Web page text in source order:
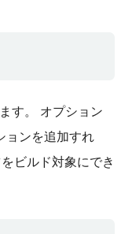
す。 オプション
ョンを追加すれ
ビルド対象にでき